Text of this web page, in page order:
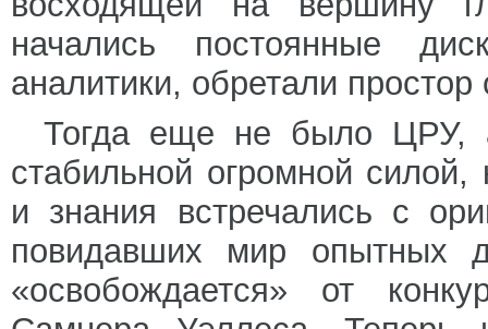
начались постоянные
аналитики, обретали
Тогда еще не было ЦРУ,
стабильной огромной
и знания встречались с
повидавших мир опытных
«освобождается» от